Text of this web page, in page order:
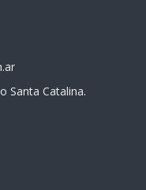
Santa Catalina.